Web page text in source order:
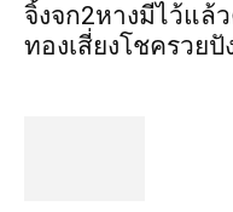
จิ้งจก​2​หาง​มีไว้แล้
ทอง​เสี่ยงโชค​รวยปั